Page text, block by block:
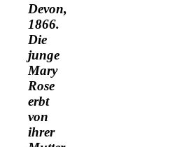
Devon,
1866.
Die
junge
Mary
Rose
erbt
von
ihrer